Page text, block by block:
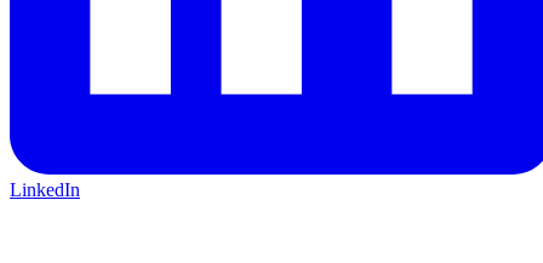
LinkedIn